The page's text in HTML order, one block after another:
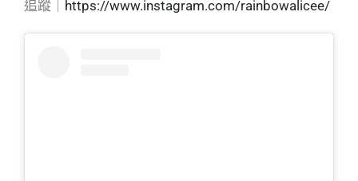
追蹤｜ https://www.instagram.com/rainbowalicee/